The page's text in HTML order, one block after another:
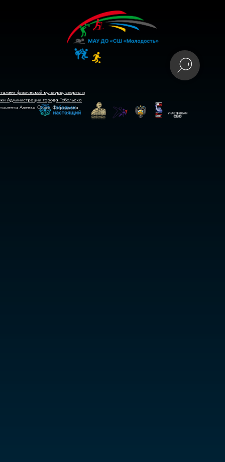
физической культуры, спорта и
Администрации города Тобольска
Алеева Ольга Фаридовна